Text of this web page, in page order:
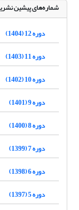
شماره‌های پیشین
دوره 12 (1404)
دوره 11 (1403)
دوره 10 (1402)
دوره 9 (1401)
دوره 8 (1400)
دوره 7 (1399)
دوره 6 (1398)
دوره 5 (1397)